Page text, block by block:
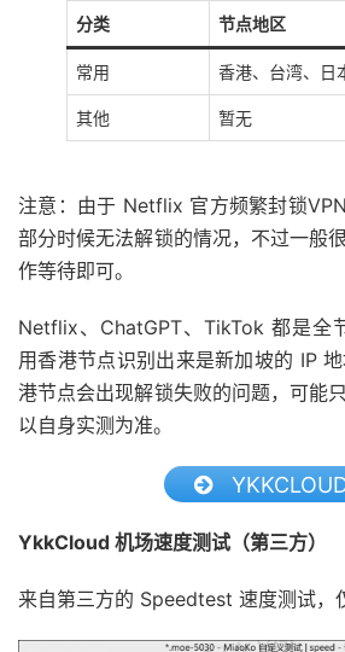
分类 节点地区
常用 香港、台湾、日
其他 暂无
注意：由于 Netflix 官方频繁封锁
部分时候无法解锁的情况，不过一般
作等待即可。
Netflix、ChatGPT、TikTok 都是全
用香港节点识别出来是新加坡的 IP
港节点会出现解锁失败的问题，可能
以自身实测为准。
YkkCloud 机场速度测试（第三方）
来自第三方的 Speedtest 速度测试，